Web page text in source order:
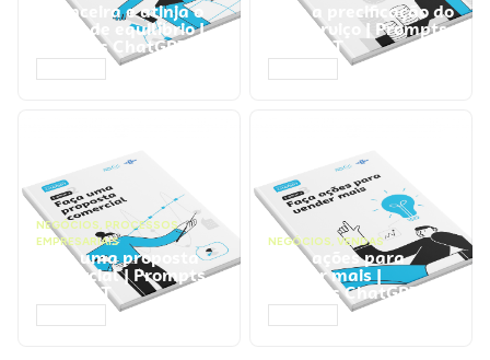
financeira e atinja o
ponto de equilíbrio |
Prompts ChatGPT
Faça a precificação do
seu serviço | Prompts
ChatGPT
NEGÓCIOS, PROCESSOS
EMPRESARIAIS
Faça uma proposta
comercial | Prompts
ChatGPT
NEGÓCIOS, VENDAS
Faça ações para
vender mais |
Prompts ChatGPT